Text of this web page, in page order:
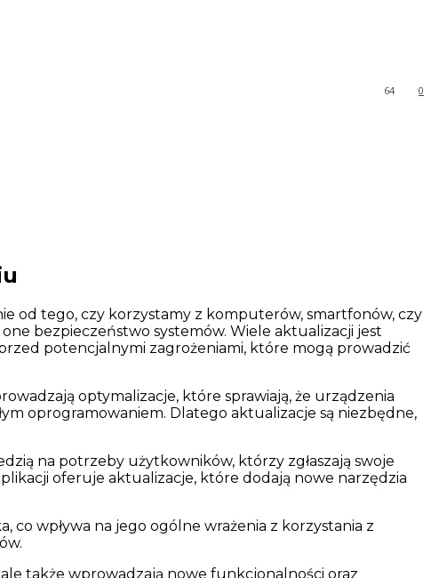
0
64
od tego, czy korzystamy z komputerów, smartfonów, czy
bezpieczeństwo systemów. Wiele aktualizacji jest
potencjalnymi zagrożeniami, które mogą prowadzić
optymalizacje, które sprawiają, że urządzenia
oprogramowaniem. Dlatego aktualizacje są niezbędne,
na potrzeby użytkowników, którzy zgłaszają swoje
oferuje aktualizacje, które dodają nowe narzędzia
co wpływa na jego ogólne wrażenia z korzystania z
także wprowadzają nowe funkcjonalności oraz